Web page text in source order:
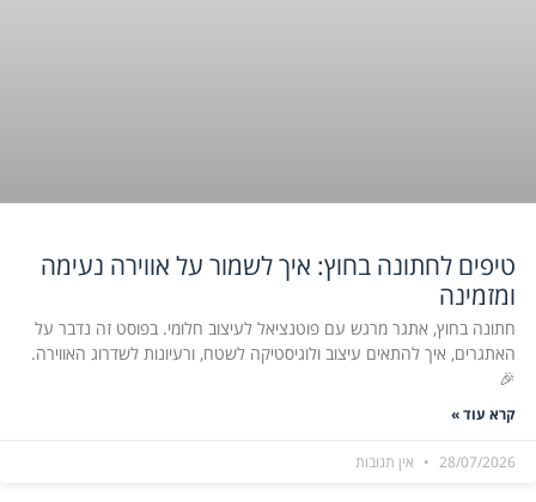
טיפים לחתונה בחוץ: איך לשמור על אווירה נעימה
ומזמינה
חתונה בחוץ, אתגר מרגש עם פוטנציאל לעיצוב חלומי. בפוסט זה נדבר על
האתגרים, איך להתאים עיצוב ולוגיסטיקה לשטח, ורעיונות לשדרוג האווירה.
🎉
קרא עוד »
28/07/2026 אין תגובות